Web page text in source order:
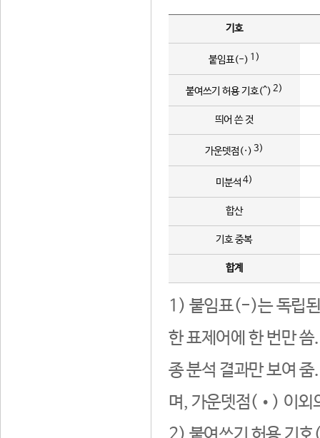
기호
붙임표(-) 1)
붙여쓰기 허용 기호(^) 2)
띄어 쓴 것
가운뎃점(·) 3)
미분석 4)
합산
기호 중복
합계
1) 붙임표(-)는 독립된
한 표제어에 한 번만
종 분석 결과만 보여
며, 가운뎃점(•) 이외